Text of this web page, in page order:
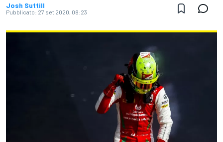
Josh Suttill
Pubblicato: 27 set 2020, 08:23